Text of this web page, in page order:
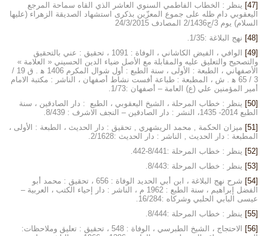
[47]
ينظر : الخطاب الفاطمي السنوي العاشر الذي القاه سماحة المرجع
اليعقوبي دام ظله على جموع المعزّين بذكرى استشهاد الصديقة الزهراء (عليها
السلام) يوم 3/ج2/1436 المصادف 24/3/2015
[48]
نهج البلاغة :1/35.
[49]
الوافي ، الفيض الكاشاني ، الوفاة : 1091 ، تحقيق : عني بالتحقيق
والتصحيح والتعليق عليه والمقابلة مع الأصل ضياء الدين الحسيني « العلامة »
الأصفهاني ، الطبعة : الأولى ، سنة الطبع : أول شوال المكرم 1406 ه‍ . ق 19 /
3 / 65 ه‍ . ش ، المطبعة : طباعة أفست نشاط أصفهان ، الناشر : مكتبة الامام
أمير المؤمنين علي (ع) العامة – أصفهان :1/73.
[50]
ينظر : خطاب المرحلة ، الشيخ اليعقوبي ، الطبع : دار الصادقين ، سنة
الطبع 2014- 1435، النشر : دار الصادقين – النجف الاشرف : 8/439.
[51]
ميزان الحكمة , محمد الريشهري , تحقيق : دار الحديث ، الطبعة : الأولى ،
المطبعة : دار الحديث , الناشر : دار الحديث :2/1628.
[52]
ينظر : خطاب المرحلة :8/441-442.
[53]
ينظر : خطاب المرحلة :8/443.
[54]
شرح نهج البلاغة ، ابن أبي الحديد الوفاة : 656 ، تحقيق : محمد أبو
الفضل إبراهيم ، سنة الطبع : 1962 م ، الناشر : دار إحياء الكتب ، العربية –
عيسى البابي الحلبي وشركاه :16/284.
[55]
ينظر : خطاب المرحلة :8/444.
[56]
الاحتجاج ، الشيخ الطبرسي ، الوفاة : 548 ، تحقيق : تعليق وملاحظات: